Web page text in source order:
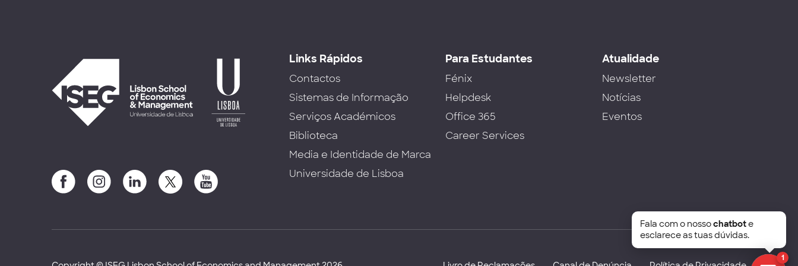
Links Rápidos
Contactos
Sistemas de Informação
Serviços Académicos
Biblioteca
Media e Identidade de Marca
Universidade de Lisboa
Para Estudantes
Fénix
Helpdesk
Office 365
Career Services
Atualidade
Newsletter
Notícias
Eventos
1
Fala com o nossochatbote
esclarece as tuas dúvidas.